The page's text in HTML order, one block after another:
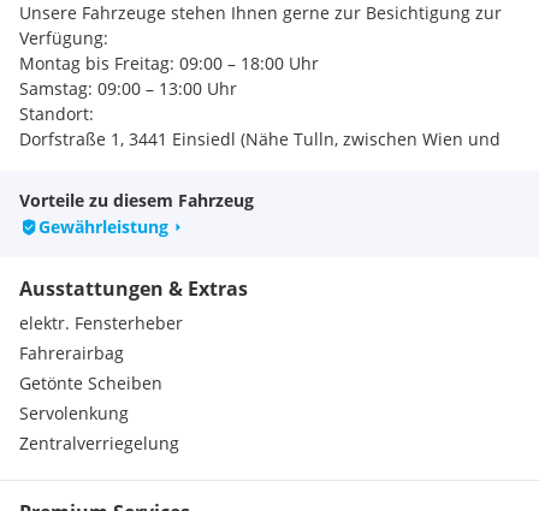
Unsere Fahrzeuge stehen Ihnen gerne zur Besichtigung zur
Verfügung:
Montag bis Freitag: 09:00 – 18:00 Uhr
Samstag: 09:00 – 13:00 Uhr
Standort:
Dorfstraße 1, 3441 Einsiedl (Nähe Tulln, zwischen Wien und
Kontakt:
Telefonisch erreichen Sie uns Montag bis Freitag von 09:00
bis 18:30 Uhr sowie Samstag von 09:00 bis 13:00 Uhr.
über Ihre Anfrage per WhatsApp oder E-Mail.
Weitere Informationen finden Sie auf unserer Website:
Hinweise:
Preisverhandlungen erfolgen ausschließlich vor Ort nach
Besichtigung des Fahrzeugs.
Tippfehler, Irrtümer und Zwischenverkauf vorbehalten.
Vorteile zu diesem Fahrzeug
Gewährleistung
Ausstattungen & Extras
elektr. Fensterheber
Fahrerairbag
Getönte Scheiben
Servolenkung
Zentralverriegelung